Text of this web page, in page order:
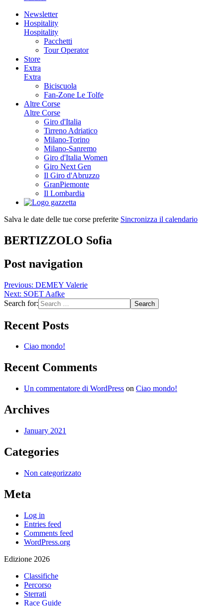
Newsletter
Hospitality
Hospitality
Pacchetti
Tour Operator
Store
Extra
Extra
Biciscuola
Fan-Zone Le Tolfe
Altre Corse
Altre Corse
Giro d'Italia
Tirreno Adriatico
Milano-Torino
Milano-Sanremo
Giro d'Italia Women
Giro Next Gen
Il Giro d'Abruzzo
GranPiemonte
Il Lombardia
Salva le date delle tue corse preferite Sincronizza il calendario
BERTIZZOLO Sofia
Post navigation
Previous: DEMEY Valerie
Next: SOET Aafke
Search for:
Recent Posts
Ciao mondo!
Recent Comments
Un commentatore di WordPress on Ciao mondo!
Archives
January 2021
Categories
Non categorizzato
Meta
Log in
Entries feed
Comments feed
WordPress.org
Edizione 2026
Classifiche
Percorso
Sterrati
Race Guide